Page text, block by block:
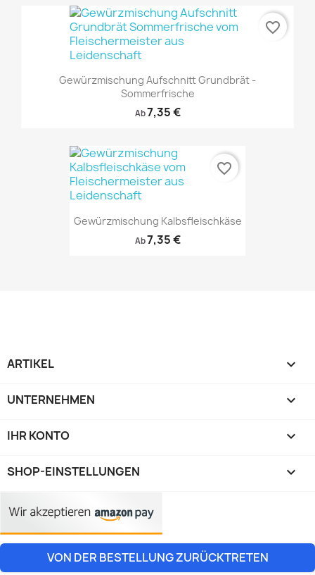
Gewürzmischung Aufschnitt Grundbrät -
Sommerfrische
Ab7,35 €
favorite_border
Gewürzmischung Kalbsfleischkäse
Ab7,35 €
favorite_border
ARTIKEL 
UNTERNEHMEN 
IHR KONTO 
SHOP-EINSTELLUNGEN keyboard_arrow_down
VON DER BESTELLUNG ZURÜCKTRETEN